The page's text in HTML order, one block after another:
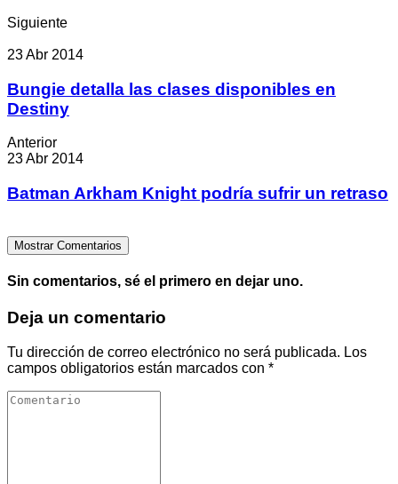
Siguiente
23 Abr 2014
Bungie detalla las clases disponibles en
Destiny
Anterior
23 Abr 2014
Batman Arkham Knight podría sufrir un retraso
Mostrar Comentarios
Sin comentarios, sé el primero en dejar uno.
Deja un comentario
Tu dirección de correo electrónico no será publicada. Los
campos obligatorios están marcados con *